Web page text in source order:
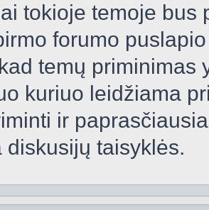
tokioje temoje bus
forumo
temų priminimas
kuriuo leidžiama
ir
diskusijų taisyklės.